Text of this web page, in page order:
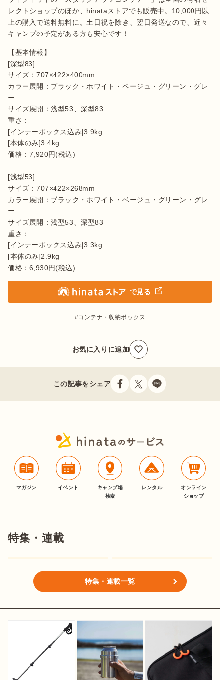
レクトショップのほか、hinataストアでも販売中。10,000円以
上の購入で送料無料に。土日祝を除き、翌日発送なので、近々
キャンプの予定がある方も安心です！
【基本情報】
[深型83]
サイズ：707×422×400mm
カラー展開：ブラック・ホワイト・ベージュ・グリーン・グレ
ー
サイズ展開：浅型53、深型83
重さ：
[インナーボックス込み]3.9kg
[本体のみ]3.4kg
価格：7,920円(税込)
[浅型53]
サイズ：707×422×268mm
カラー展開：ブラック・ホワイト・ベージュ・グリーン・グレ
ー
サイズ展開：浅型53、深型83
重さ：
[インナーボックス込み]3.3kg
[本体のみ]2.9kg
価格：6,930円(税込)
で見る
コンテナ・収納ボックス
お気に入りに追加
この記事をシェア
マガジン イベント
キャンプ場
検索
レンタル
オンライン
ショップ
特集・連載
特集・連載一覧